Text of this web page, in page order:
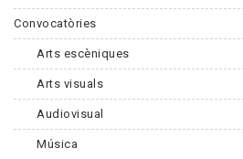
Convocatòries
Arts escèniques
Arts visuals
Audiovisual
Música